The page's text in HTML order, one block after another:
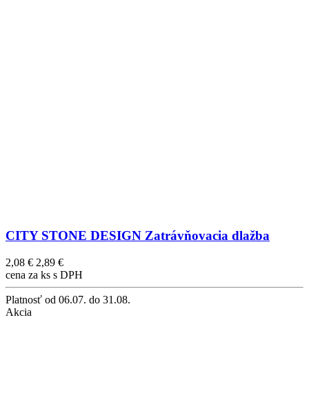
CITY STONE DESIGN Zatrávňovacia dlažba
2,08 € 2,89 €
cena za ks s DPH
Platnosť od 06.07. do 31.08.
Akcia